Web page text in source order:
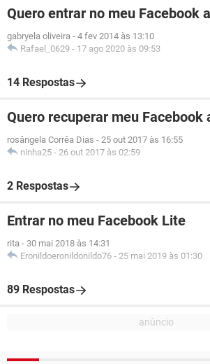
Quero entrar no meu Facebook
gabryela oliveira - 4 fev 2014 às 13:10
Rafael_0629 - 17 ago 2020 às 09:53
14 Respostas
Quero recuperar meu Facebook
rosângela Corrêa Dias - 25 out 2017 às 16:55
ninha25 - 26 out 2017 às 02:59
2 Respostas
Entrar no meu Facebook Lite
rita - 30 mai 2018 às 14:31
Eronildoeronildonildo76 - 25 mai 2019 às 01:30
89 Respostas